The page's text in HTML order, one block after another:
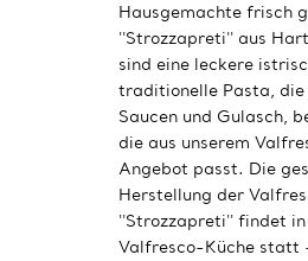
Hausgemachte frisch
''Strozzapreti'' aus
sind eine leckere
traditionelle Pasta,
Saucen und Gulasch,
die aus unserem
Angebot passt. Die
Herstellung der
''Strozzapreti'' findet
Valfresco-Küche statt